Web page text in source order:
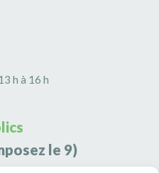
h à 16 h
le 9)